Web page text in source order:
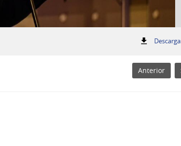
Anterior